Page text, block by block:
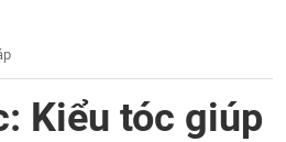
Kiểu tóc giúp